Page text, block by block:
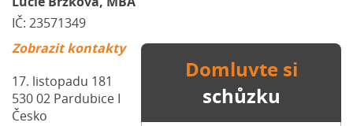
na sto tisíc korun. Velké srovnání pojišťoven: Kdo dron
kryje a kdo ne? U dronu můžete pojistit dvě věci: stroj
samotný (havarijní pojištění) a škody, které způsobíte
ostatním (odpovědnost). Pokud létáte jen pro radost s
menším dronem, může vás krýt vaše běžná pojistka
odpovědnosti („na blbost“). Každá pojišťovna to má ale
jinak. ❗️ Důležité varování: Žádná běžná občanská
IČ: 23571349
Zobrazit kontakty
17. listopadu 181
530 02 Pardubice I
Česko
Domluvte si
schůzku